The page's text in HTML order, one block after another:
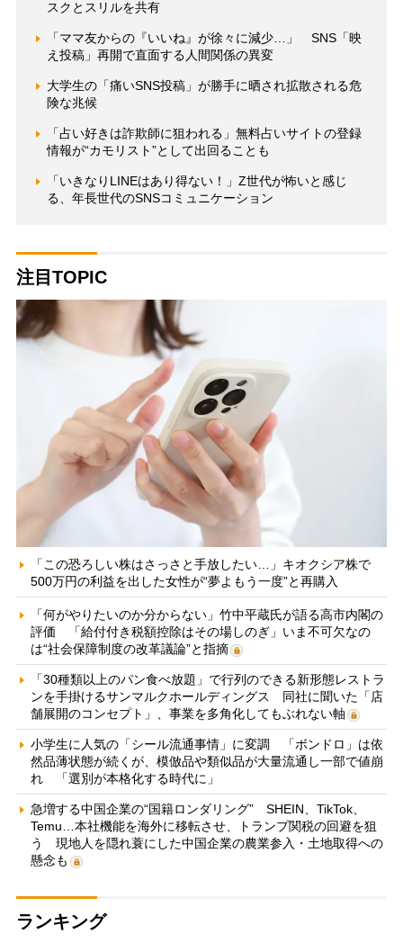
スクとスリルを共有
「ママ友からの『いいね』が徐々に減少…」 SNS「映
え投稿」再開で直面する人間関係の異変
大学生の「痛いSNS投稿」が勝手に晒され拡散される危
険な兆候
「占い好きは詐欺師に狙われる」無料占いサイトの登録
情報が“カモリスト”として出回ることも
「いきなりLINEはあり得ない！」Z世代が怖いと感じ
る、年長世代のSNSコミュニケーション
注目TOPIC
「この恐ろしい株はさっさと手放したい…」キオクシア株で
500万円の利益を出した女性が“夢よもう一度”と再購入
「何がやりたいのか分からない」竹中平蔵氏が語る高市内閣の
評価 「給付付き税額控除はその場しのぎ」いま不可欠なの
は“社会保障制度の改革議論”と指摘
「30種類以上のパン食べ放題」で行列のできる新形態レストラ
ンを手掛けるサンマルクホールディングス 同社に聞いた「店
舗展開のコンセプト」、事業を多角化してもぶれない軸
小学生に人気の「シール流通事情」に変調 「ボンドロ」は依
然品薄状態が続くが、模倣品や類似品が大量流通し一部で値崩
れ 「選別が本格化する時代に」
急増する中国企業の“国籍ロンダリング” SHEIN、TikTok、
Temu…本社機能を海外に移転させ、トランプ関税の回避を狙
う 現地人を隠れ蓑にした中国企業の農業参入・土地取得への
懸念も
ランキング